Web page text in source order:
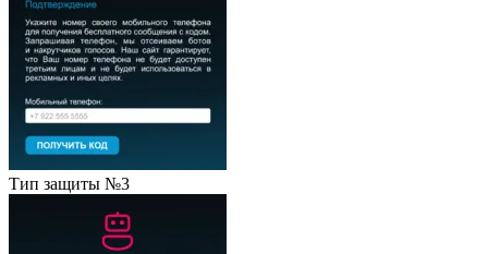
Тип защиты №3